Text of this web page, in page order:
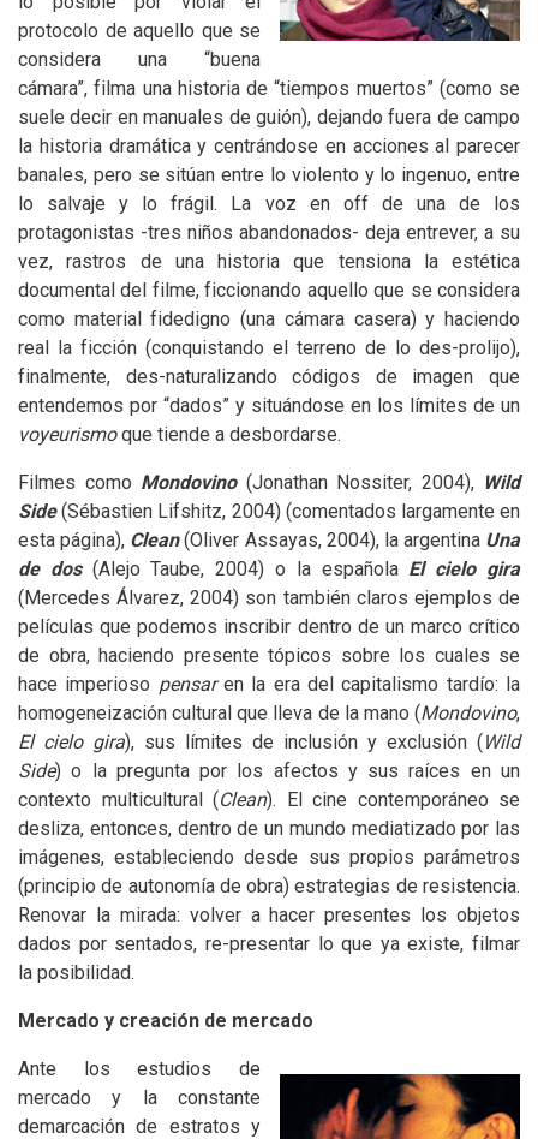
protocolo de aquello que se
considera una “buena
cámara”, filma una historia de “tiempos muertos” (como se
suele decir en manuales de guión), dejando fuera de campo
la historia dramática y centrándose en acciones al parecer
banales, pero se sitúan entre lo violento y lo ingenuo, entre
lo salvaje y lo frágil. La voz en off de una de los
protagonistas -tres niños abandonados- deja entrever, a su
vez, rastros de una historia que tensiona la estética
documental del filme, ficcionando aquello que se considera
como material fidedigno (una cámara casera) y haciendo
real la ficción (conquistando el terreno de lo des-prolijo),
finalmente, des-naturalizando códigos de imagen que
entendemos por “dados” y situándose en los límites de un
voyeurismoque tiende a desbordarse.
Filmes como Mondovino(Jonathan Nossiter, 2004), Wild
Side(Sébastien Lifshitz, 2004) (comentados largamente en
esta página), Clean(Oliver Assayas, 2004), la argentina Una
de dos(Alejo Taube, 2004) o la española El cielo gira
(Mercedes Álvarez, 2004) son también claros ejemplos de
películas que podemos inscribir dentro de un marco crítico
de obra, haciendo presente tópicos sobre los cuales se
hace imperioso pensaren la era del capitalismo tardío: la
homogeneización cultural que lleva de la mano (Mondovino,
El cielo gira), sus límites de inclusión y exclusión (Wild
Side) o la pregunta por los afectos y sus raíces en un
contexto multicultural (Clean). El cine contemporáneo se
desliza, entonces, dentro de un mundo mediatizado por las
imágenes, estableciendo desde sus propios parámetros
(principio de autonomía de obra) estrategias de resistencia.
Renovar la mirada: volver a hacer presentes los objetos
dados por sentados, re-presentar lo que ya existe, filmar
la posibilidad.
Mercado y creación de mercado
Ante los estudios de
mercado y la constante
demarcación de estratos y